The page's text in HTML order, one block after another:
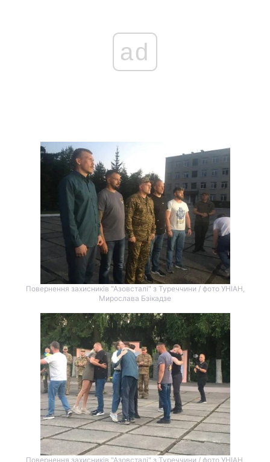
ad
Повернення захисників "Азовсталі" з Туреччини / фото УНІАН,
Мирослава Бзікадзе
Повернення захисників "Азовсталі" з Туреччини / фото УНІАН,